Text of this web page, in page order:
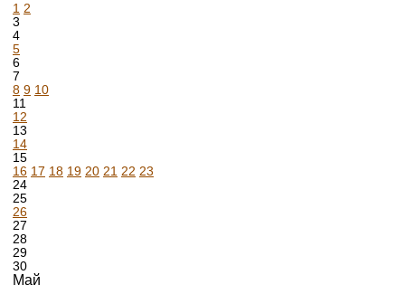
1 2
3
4
5
6
7
8 9 10
11
12
13
14
15
16 17 18 19 20 21 22 23
24
25
26
27
28
29
30
Май